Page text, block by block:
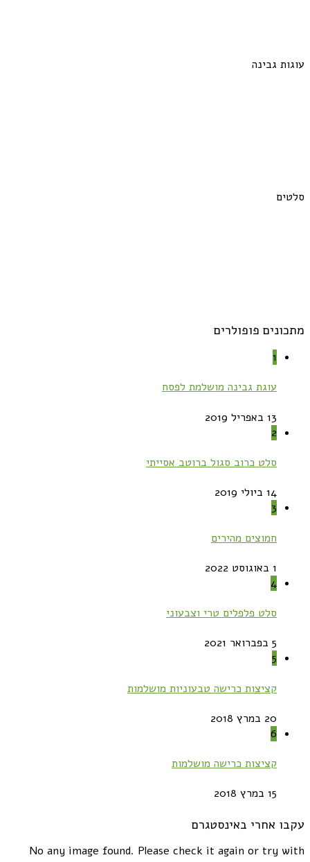
עוגות גבינה
סלטים
מתכונים פופולרים
1
עוגת גבינה מושלמת לפסח
13 באפריל 2019
2
סלט כרוב סגול ברוטב אסייתי
14 ביולי 2019
3
חמוצים מהירים
1 באוגוסט 2022
4
סלט פלפלים טרי וצבעוני
5 בפברואר 2021
5
קציצות כרישה טבעוניות מושלמות
20 במרץ 2018
6
קציצות כרישה מושלמות
15 במרץ 2018
עקבו אחרי באינסטגרם
No any image found. Please check it again or try with